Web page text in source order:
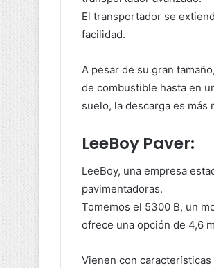
El transportador se
facilidad.
A pesar de su gran
de combustible hasta en
suelo, la descarga es más
LeeBoy Paver:
LeeBoy, una empresa
pavimentadoras.
Tomemos el 5300 B, un
ofrece una opción de 4,6
Vienen con